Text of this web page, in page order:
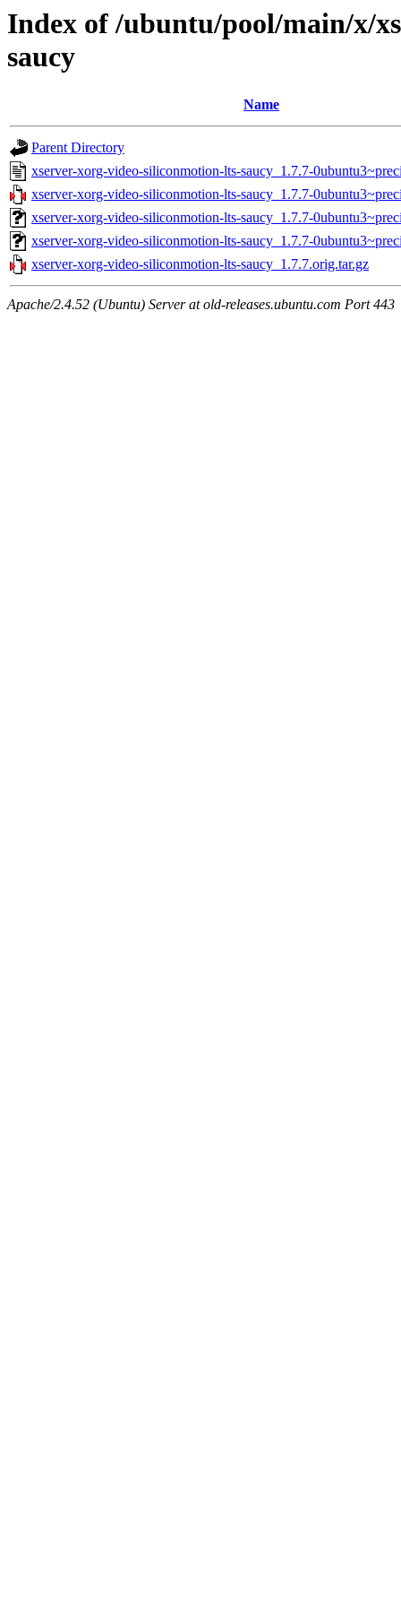
Index of /ubuntu/pool/main/x/
saucy
Name
Parent Directory
xserver-xorg-video-siliconmotion-lts-saucy_1.7.7-
xserver-xorg-video-siliconmotion-lts-saucy_1.7.7-
xserver-xorg-video-siliconmotion-lts-saucy_1.7.7-
xserver-xorg-video-siliconmotion-lts-saucy_1.7.7-
xserver-xorg-video-siliconmotion-lts-saucy_1.7.7.orig.tar.gz
Apache/2.4.52 (Ubuntu) Server at old-releases.ubuntu.com Port 443